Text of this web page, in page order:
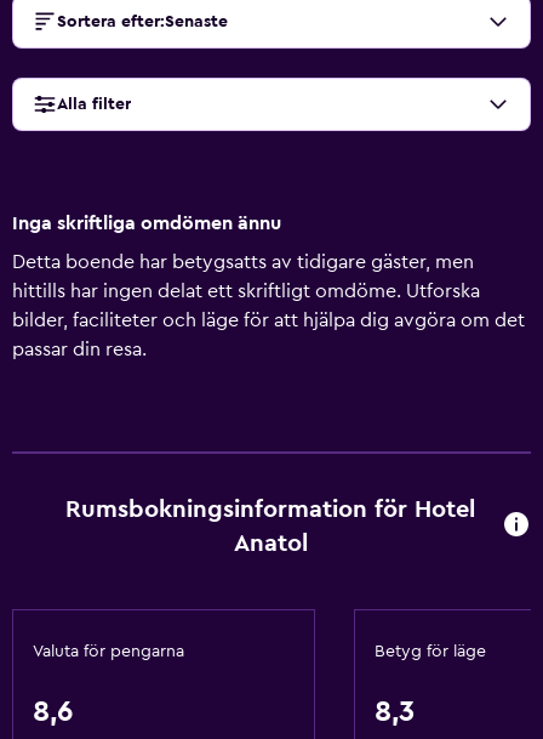
Sortera efter:Senaste
Alla filter
Inga skriftliga omdömen ännu
Detta boende har betygsatts av tidigare gäster, men
hittills har ingen delat ett skriftligt omdöme. Utforska
bilder, faciliteter och läge för att hjälpa dig avgöra om det
passar din resa.
Rumsbokningsinformation för Hotel
Anatol
Valuta för pengarna
8,6
Betyg för läge
8,3